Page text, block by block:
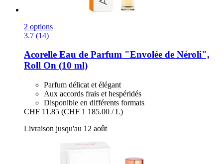
2 options
3.7 (14)
Acorelle Eau de Parfum "Envolée de Néroli",
Roll On (10 ml)
Parfum délicat et élégant
Aux accords frais et hespéridés
Disponible en différents formats
CHF 11.85 (CHF 1 185.00 / L)
Livraison jusqu'au 12 août